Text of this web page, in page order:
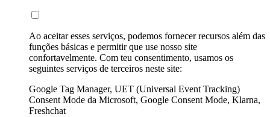
Ao aceitar esses serviços, podemos fornecer recursos além das
funções básicas e permitir que use nosso site
confortavelmente. Com teu consentimento, usamos os
seguintes serviços de terceiros neste site:
Google Tag Manager, UET (Universal Event Tracking)
Consent Mode da Microsoft, Google Consent Mode, Klarna,
Freshchat